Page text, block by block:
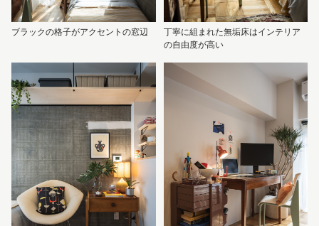
ブラックの格子がアクセントの窓辺
丁寧に組まれた無垢床はインテリア
の自由度が高い